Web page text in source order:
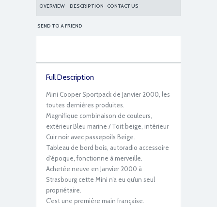
IMG_1322
OVERVIEW DESCRIPTION CONTACT US
SEND TO A FRIEND
Full Description
Mini Cooper Sportpack de Janvier 2000, les
toutes dernières produites.
Magnifique combinaison de couleurs,
extérieur Bleu marine / Toit beige, intérieur
Cuir noir avec passepoils Beige.
Tableau de bord bois, autoradio accessoire
d’époque, fonctionne à merveille.
Achetée neuve en Janvier 2000 à
Strasbourg cette Mini n’a eu qu’un seul
propriétaire.
C’est une première main française.